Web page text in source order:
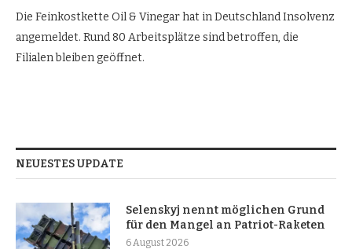
Die Feinkostkette Oil & Vinegar hat in Deutschland Insolvenz
angemeldet. Rund 80 Arbeitsplätze sind betroffen, die
Filialen bleiben geöffnet.
NEUESTES UPDATE
Selenskyj nennt möglichen Grund
für den Mangel an Patriot-Raketen
6 August 2026